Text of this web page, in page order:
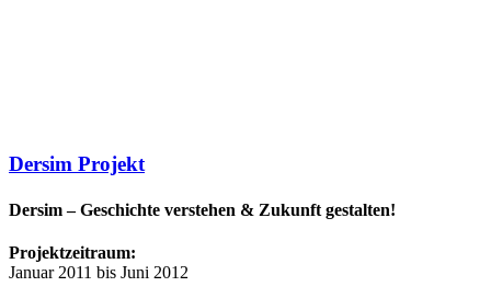
Dersim Projekt
Dersim – Geschichte verstehen & Zukunft gestalten!
Projektzeitraum:
Januar 2011 bis Juni 2012